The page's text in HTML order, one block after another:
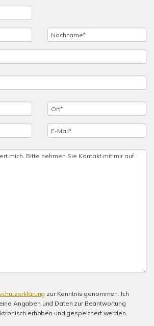
zur Kenntnis genommen. Ich
Angaben und Daten zur Beantwortung
erhoben und gespeichert werden.